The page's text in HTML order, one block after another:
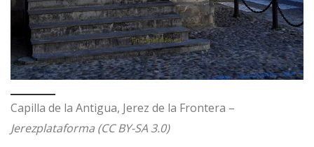
Capilla de la Antigua, Jerez de la Frontera –
Jerezplataforma (CC BY-SA 3.0)